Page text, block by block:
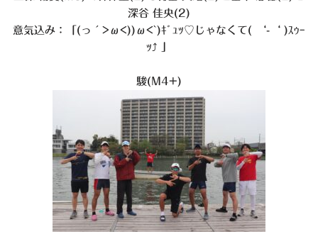
深谷 佳央(2)
意気込み：「(っ´>ω<))ω<`)ｷﾞｭｯ♡じゃなくて( ‘-‘ )ｽｩｰ
ｯ⤴︎ 」
駿(M4+)